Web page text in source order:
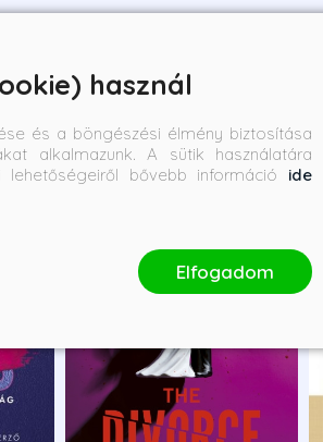
használ
és a böngészési élmény biztosítása
alkalmazunk. A sütik használatára
bővebb információ ide
Elfogadom